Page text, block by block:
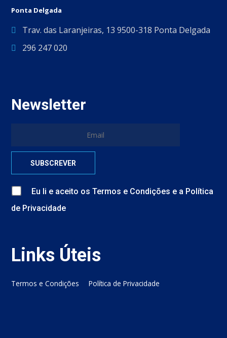
Ponta Delgada
Trav. das Laranjeiras, 13 9500-318 Ponta Delgada
296 247 020
Newsletter
Eu li e aceito osTermos e Condições e a Política
de Privacidade
Links Úteis
Termos e Condições Política de Privacidade